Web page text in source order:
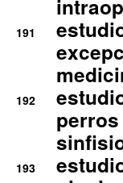
191
192
193